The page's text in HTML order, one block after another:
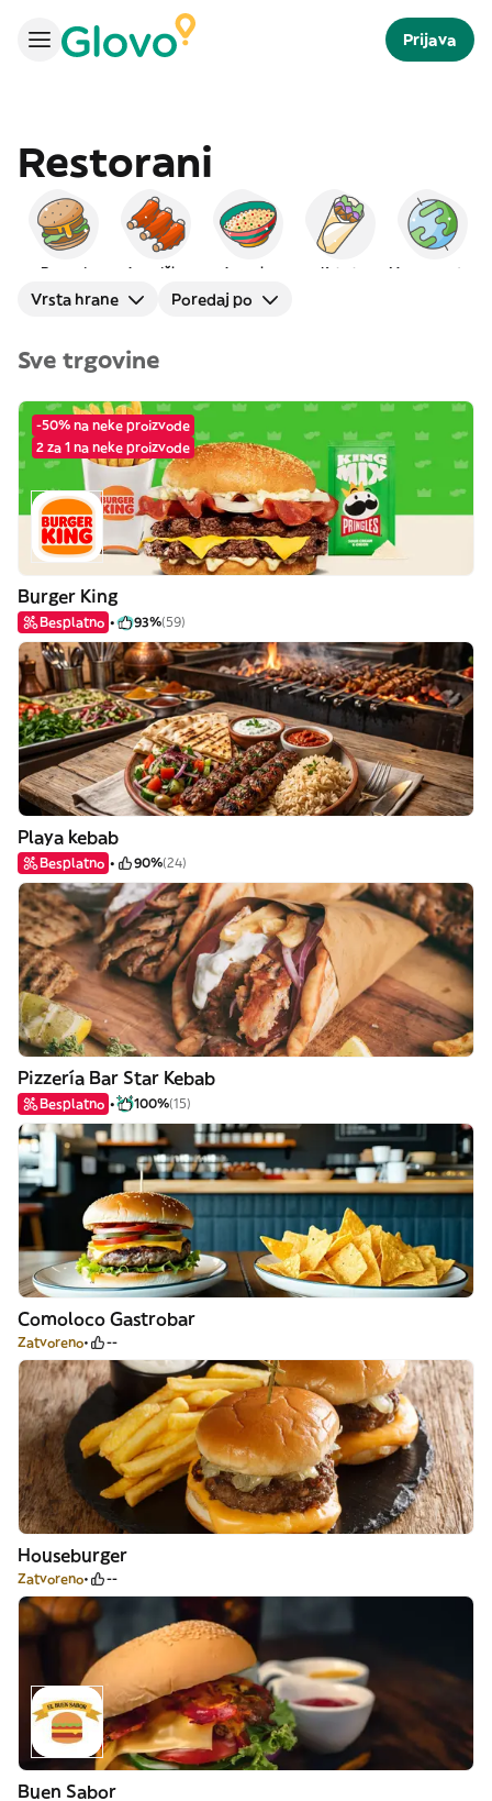
Prijava
Restorani
Burgeri Američka Arapska Kebab Međunarodna
Vrsta hrane Poredaj po
Sve trgovine
-50% na neke proizvode
2 za 1 na neke proizvode
Burger King
Besplatno 93%(59)
Playa kebab
Besplatno 90%(24)
Pizzería Bar Star Kebab
Besplatno 100%(15)
Comoloco Gastrobar
Zatvoreno --
Houseburger
Zatvoreno --
Buen Sabor